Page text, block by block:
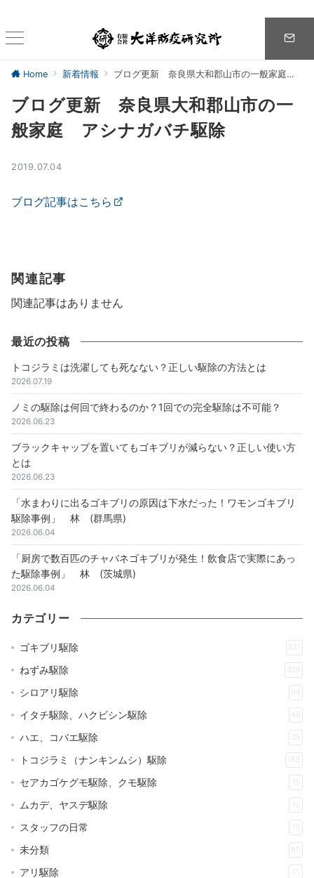
Home 新着情報 ブログ更新 奈良県大和郡山市の一般家庭 アシナガバチ駆除
ブログ更新 奈良県大和郡山市の一
般家庭 アシナガバチ駆除
2019.07.04
ブログ記事はこちら
関連記事
関連記事はありません
最近の投稿
トコジラミは洗濯しても死なない？正しい駆除の方法とは
2026.07.19
ノミの駆除は何回で終わるのか？1回での完全駆除は不可能？
2026.06.23
ブラックキャップを置いてもゴキブリが減らない？正しい使い方
とは
2026.06.23
「水まわりに出るゴキブリの原因は下水だった！ワモンゴキブリ
駆除事例」 林 (群馬県)
2026.06.04
「厨房で数百匹のチャバネゴキブリが発生！飲食店で実際にあっ
た駆除事例」 林 (茨城県)
2026.06.04
カテゴリー
ゴキブリ駆除 231
ねずみ駆除 329
シロアリ駆除 64
イタチ駆除、ハクビシン駆除 49
ハエ、コバエ駆除 25
トコジラミ（ナンキンムシ）駆除 168
セアカゴケグモ駆除、クモ駆除 15
ムカデ、ヤスデ駆除 12
スタッフの日常 13
未分類 80
アリ駆除